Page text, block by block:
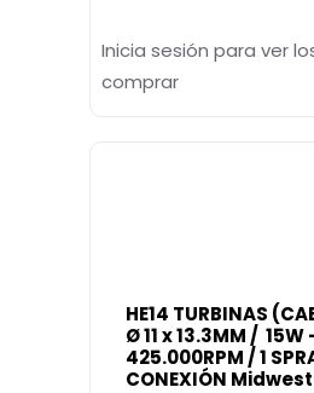
Inicia sesión para ver
comprar
HE14 TURBINAS
Ø 11 x 13.3MM / 15W
425.000RPM / 1
CONEXIÓN